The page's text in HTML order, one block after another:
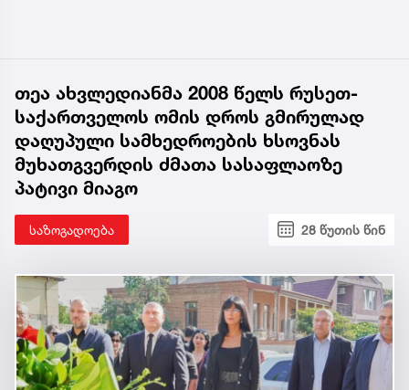
თეა ახვლედიანმა 2008 წელს რუსეთ-
საქართველოს ომის დროს გმირულად
დაღუპული სამხედროების ხსოვნას
მუხათგვერდის ძმათა სასაფლაოზე
პატივი მიაგო
საზოგადოება 28 წუთის წინ